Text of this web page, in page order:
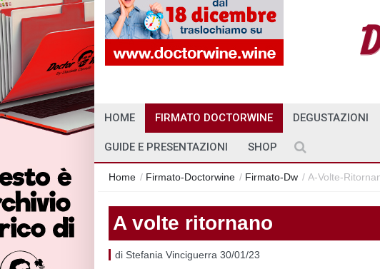
HOME FIRMATO DOCTORWINE DEGUSTAZIONI
GUIDE E PRESENTAZIONI SHOP
Home / Firmato-Doctorwine / Firmato-Dw / A-Volte-
A volte ritornano
di Stefania Vinciguerra 30/01/23